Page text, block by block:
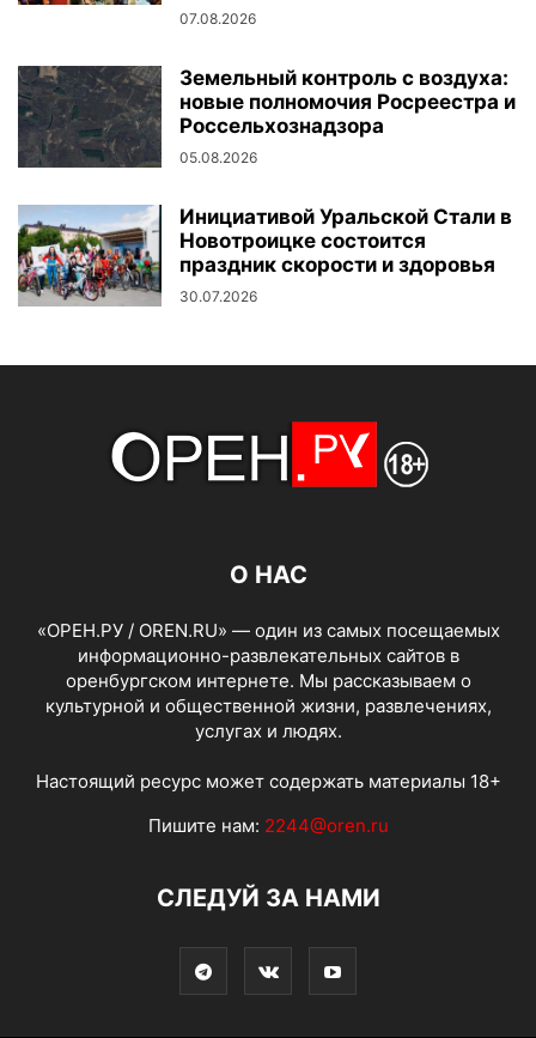
07.08.2026
Земельный контроль с воздуха:
новые полномочия Росреестра и
Россельхознадзора
05.08.2026
Инициативой Уральской Стали в
Новотроицке состоится
праздник скорости и здоровья
30.07.2026
О НАС
«ОРЕН.РУ / OREN.RU» — один из самых посещаемых
информационно-развлекательных сайтов в
оренбургском интернете. Мы рассказываем о
культурной и общественной жизни, развлечениях,
услугах и людях.
Настоящий ресурс может содержать материалы 18+
Пишите нам: 2244@oren.ru
СЛЕДУЙ ЗА НАМИ